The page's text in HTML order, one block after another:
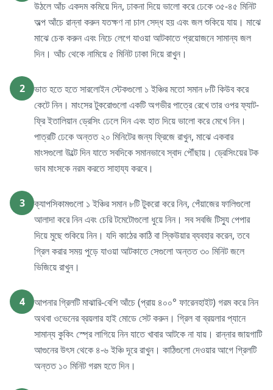
উঠলে আঁচ একদম কমিয়ে দিন, ঢাকনা দিয়ে ভালো করে ঢেকে ৩৫-৪৫ মিনিট
অল্প আঁচে রান্না করুন যতক্ষণ না চাল সেদ্ধ হয় এবং জল শুকিয়ে যায়। মাঝে
মাঝে চেক করুন এবং নিচে লেগে যাওয়া আটকাতে প্রয়োজনে সামান্য জল
দিন। আঁচ থেকে নামিয়ে ৫ মিনিট ঢাকা দিয়ে রাখুন।
2
ভাত হতে হতে সারলোইন স্টেকগুলো ১ ইঞ্চির মতো সমান ৮টি কিউব করে
কেটে নিন। মাংসের টুকরোগুলো একটি অগভীর পাত্রে রেখে তার ওপর ফ্যাট-
ফ্রি ইতালিয়ান ড্রেসিং ঢেলে দিন এবং হাত দিয়ে ভালো করে মেখে নিন।
পাত্রটি ঢেকে অন্তত ২০ মিনিটের জন্য ফ্রিজে রাখুন, মাঝে একবার
মাংসগুলো উল্টে দিন যাতে সবদিকে সমানভাবে স্বাদ পৌঁছায়। ড্রেসিংয়ের টক
ভাব মাংসকে নরম করতে সাহায্য করবে।
3
ক্যাপসিকামগুলো ১ ইঞ্চির সমান ৮টি টুকরো করে নিন, পেঁয়াজের ফালিগুলো
আলাদা করে নিন এবং চেরি টমেটোগুলো ধুয়ে নিন। সব সবজি টিস্যু পেপার
দিয়ে মুছে শুকিয়ে নিন। যদি কাঠের কাঠি বা স্কিউয়ার ব্যবহার করেন, তবে
গ্রিল করার সময় পুড়ে যাওয়া আটকাতে সেগুলো অন্তত ৩০ মিনিট জলে
ভিজিয়ে রাখুন।
4
আপনার গ্রিলটি মাঝারি-বেশি আঁচে (প্রায় ৪০০° ফারেনহাইট) গরম করে নিন
অথবা ওভেনের ব্রয়লার হাই মোডে সেট করুন। গ্রিল বা ব্রয়লার প্যানে
সামান্য কুকিং স্প্রে লাগিয়ে নিন যাতে খাবার আটকে না যায়। রান্নার জায়গাটি
আগুনের উৎস থেকে ৪-৬ ইঞ্চি দূরে রাখুন। কাঠিগুলো দেওয়ার আগে গ্রিলটি
অন্তত ১০ মিনিট গরম হতে দিন।